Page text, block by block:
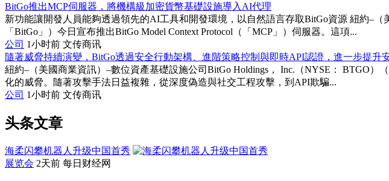
BitGo推出MCP伺服器，將機構級加密貨幣基礎設施導入AI代理
新功能讓開發人員能夠透過領先的AI工具和開發環境，以自然語言存取BitGo資源 紐約–
「BitGo」）今日宣布推出BitGo Model Context Protocol（「MCP」）伺服器。這項...
公司 1小时前 文传商讯
隨著威脅持續演變，BitGo透過安全行動架構、進階策略控制與即時API認證，進一步提升
紐約–（美國商業資訊）–數位資產基礎設施公司BitGo Holdings， Inc.（NYSE： BTGO
化的威脅。隨著攻擊手法日益複雜，從深度偽造與社交工程攻擊，到API欺騙...
公司 1小时前 文传商讯
头条文章
海柔闪攀机器人升级中国首秀
展览会 2天前 每日财经网